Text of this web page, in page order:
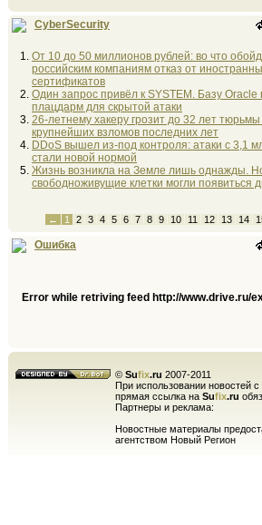
CyberSecurity
От 10 до 50 миллионов рублей: во что
российским компаниям отказ от
сертификатов
Один запрос привёл к SYSTEM. Базу Oracle
плацдарм для скрытой атаки
26-летнему хакеру грозит до 32 лет
крупнейших взломов последних лет
DDoS вышел из-под контроля: атаки с 3,1
стали новой нормой
Жизнь возникла на Земле лишь однажды.
свободноживущие клетки могли появиться
← 1 2 3 4 5 6 7 8 9 10 11 12 13 14
Ошибка
Error while retriving feed http://www.drive.ru/
© Sufix.ru 2007-2011
При использовании новостей с
прямая ссылка на Sufix.ru
Партнеры и реклама:
Новостные материалы
агентством Новый Регион